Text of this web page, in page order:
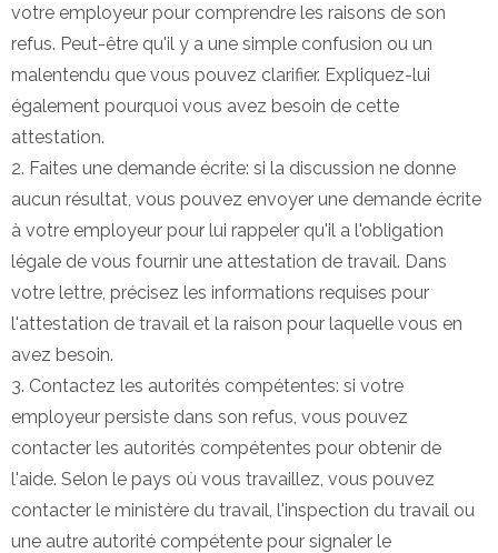
votre employeur pour comprendre les raisons de son
refus. Peut-être qu'il y a une simple confusion ou un
malentendu que vous pouvez clarifier. Expliquez-lui
également pourquoi vous avez besoin de cette
attestation.
2. Faites une demande écrite: si la discussion ne donne
aucun résultat, vous pouvez envoyer une demande écrite
à votre employeur pour lui rappeler qu'il a l'obligation
légale de vous fournir une attestation de travail. Dans
votre lettre, précisez les informations requises pour
l'attestation de travail et la raison pour laquelle vous en
avez besoin.
3. Contactez les autorités compétentes: si votre
employeur persiste dans son refus, vous pouvez
contacter les autorités compétentes pour obtenir de
l'aide. Selon le pays où vous travaillez, vous pouvez
contacter le ministère du travail, l'inspection du travail ou
une autre autorité compétente pour signaler le